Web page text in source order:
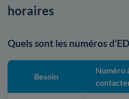
horaires
Quels sont les numéros
Besoin
Numéro